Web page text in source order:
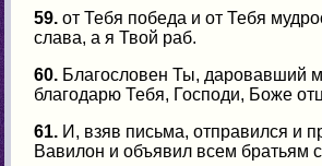
59. от Тебя победа и от Тебя
слава, а я Твой раб.
60. Благословен Ты, даровавший
благодарю Тебя, Господи, Боже
61. И, взяв письма, отправился и
Вавилон и объявил всем братьям